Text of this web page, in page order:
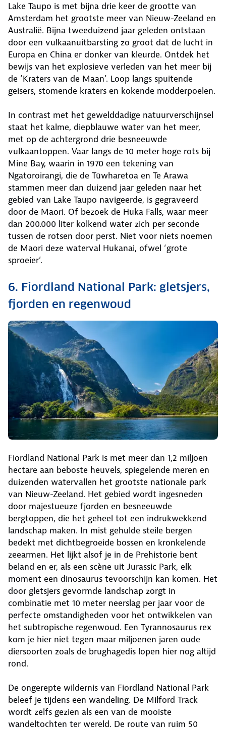
Lake Taupo is met bijna drie keer de grootte van
Amsterdam het grootste meer van Nieuw-Zeeland en
Australië. Bijna tweeduizend jaar geleden ontstaan
door een vulkaanuitbarsting zo groot dat de lucht in
Europa en China er donker van kleurde. Ontdek het
bewijs van het explosieve verleden van het meer bij
de ‘Kraters van de Maan’. Loop langs spuitende
geisers, stomende kraters en kokende modderpoelen.
In contrast met het gewelddadige natuurverschijnsel
staat het kalme, diepblauwe water van het meer,
met op de achtergrond drie besneeuwde
vulkaantoppen. Vaar langs de 10 meter hoge rots bij
Mine Bay, waarin in 1970 een tekening van
Ngatoroirangi, die de Tūwharetoa en Te Arawa
stammen meer dan duizend jaar geleden naar het
gebied van Lake Taupo navigeerde, is gegraveerd
door de Maori. Of bezoek de Huka Falls, waar meer
dan 200.000 liter kolkend water zich per seconde
tussen de rotsen door perst. Niet voor niets noemen
de Maori deze waterval Hukanai, ofwel ‘grote
sproeier’.
6. Fiordland National Park: gletsjers,
fjorden en regenwoud
Fiordland National Park is met meer dan 1,2 miljoen
hectare aan beboste heuvels, spiegelende meren en
duizenden watervallen het grootste nationale park
van Nieuw-Zeeland. Het gebied wordt ingesneden
door majestueuze fjorden en besneeuwde
bergtoppen, die het geheel tot een indrukwekkend
landschap maken. In mist gehulde steile bergen
bedekt met dichtbegroeide bossen en kronkelende
zeearmen. Het lijkt alsof je in de Prehistorie bent
beland en er, als een scène uit Jurassic Park, elk
moment een dinosaurus tevoorschijn kan komen. Het
door gletsjers gevormde landschap zorgt in
combinatie met 10 meter neerslag per jaar voor de
perfecte omstandigheden voor het ontwikkelen van
het subtropische regenwoud. Een Tyrannosaurus rex
kom je hier niet tegen maar miljoenen jaren oude
diersoorten zoals de brughagedis lopen hier nog altijd
rond.
De ongerepte wildernis van Fiordland National Park
beleef je tijdens een wandeling. De Milford Track
wordt zelfs gezien als een van de mooiste
wandeltochten ter wereld. De route van ruim 50